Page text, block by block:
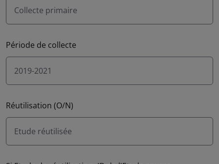
Collecte primaire
Période de collecte
2019-2021
Réutilisation (O/N)
Etude réutilisée